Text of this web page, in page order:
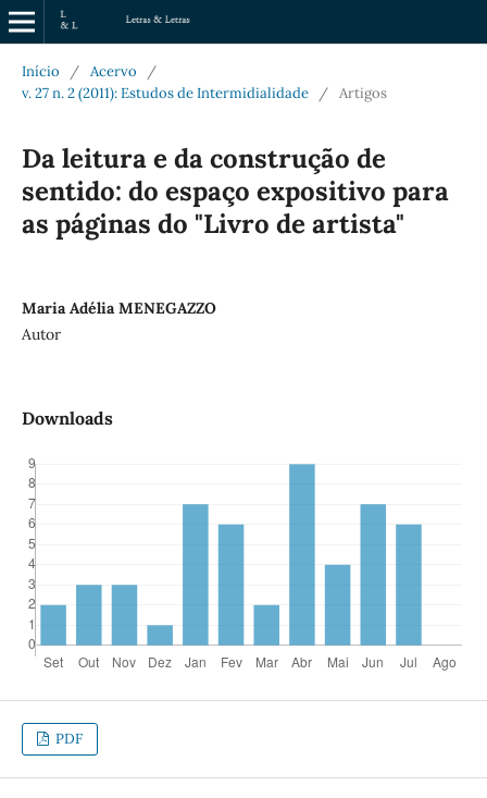
Início / Acervo
/
v. 27 n. 2 (2011): Estudos de Intermidialidade
/ Artigos
Da leitura e da construção de
sentido: do espaço expositivo para
as páginas do "Livro de artista"
Maria Adélia MENEGAZZO
Autor
Downloads
PDF